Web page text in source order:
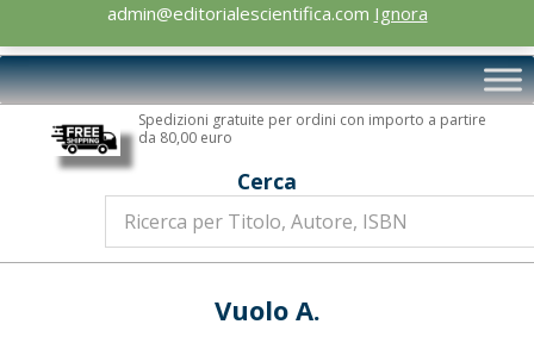
admin@editorialescientifica.com Ignora
Editoriale
Scientifica
Primary
Navigation
Spedizioni gratuite per ordini con importo a partire
da 80,00 euro
Cerca
Vuolo A.